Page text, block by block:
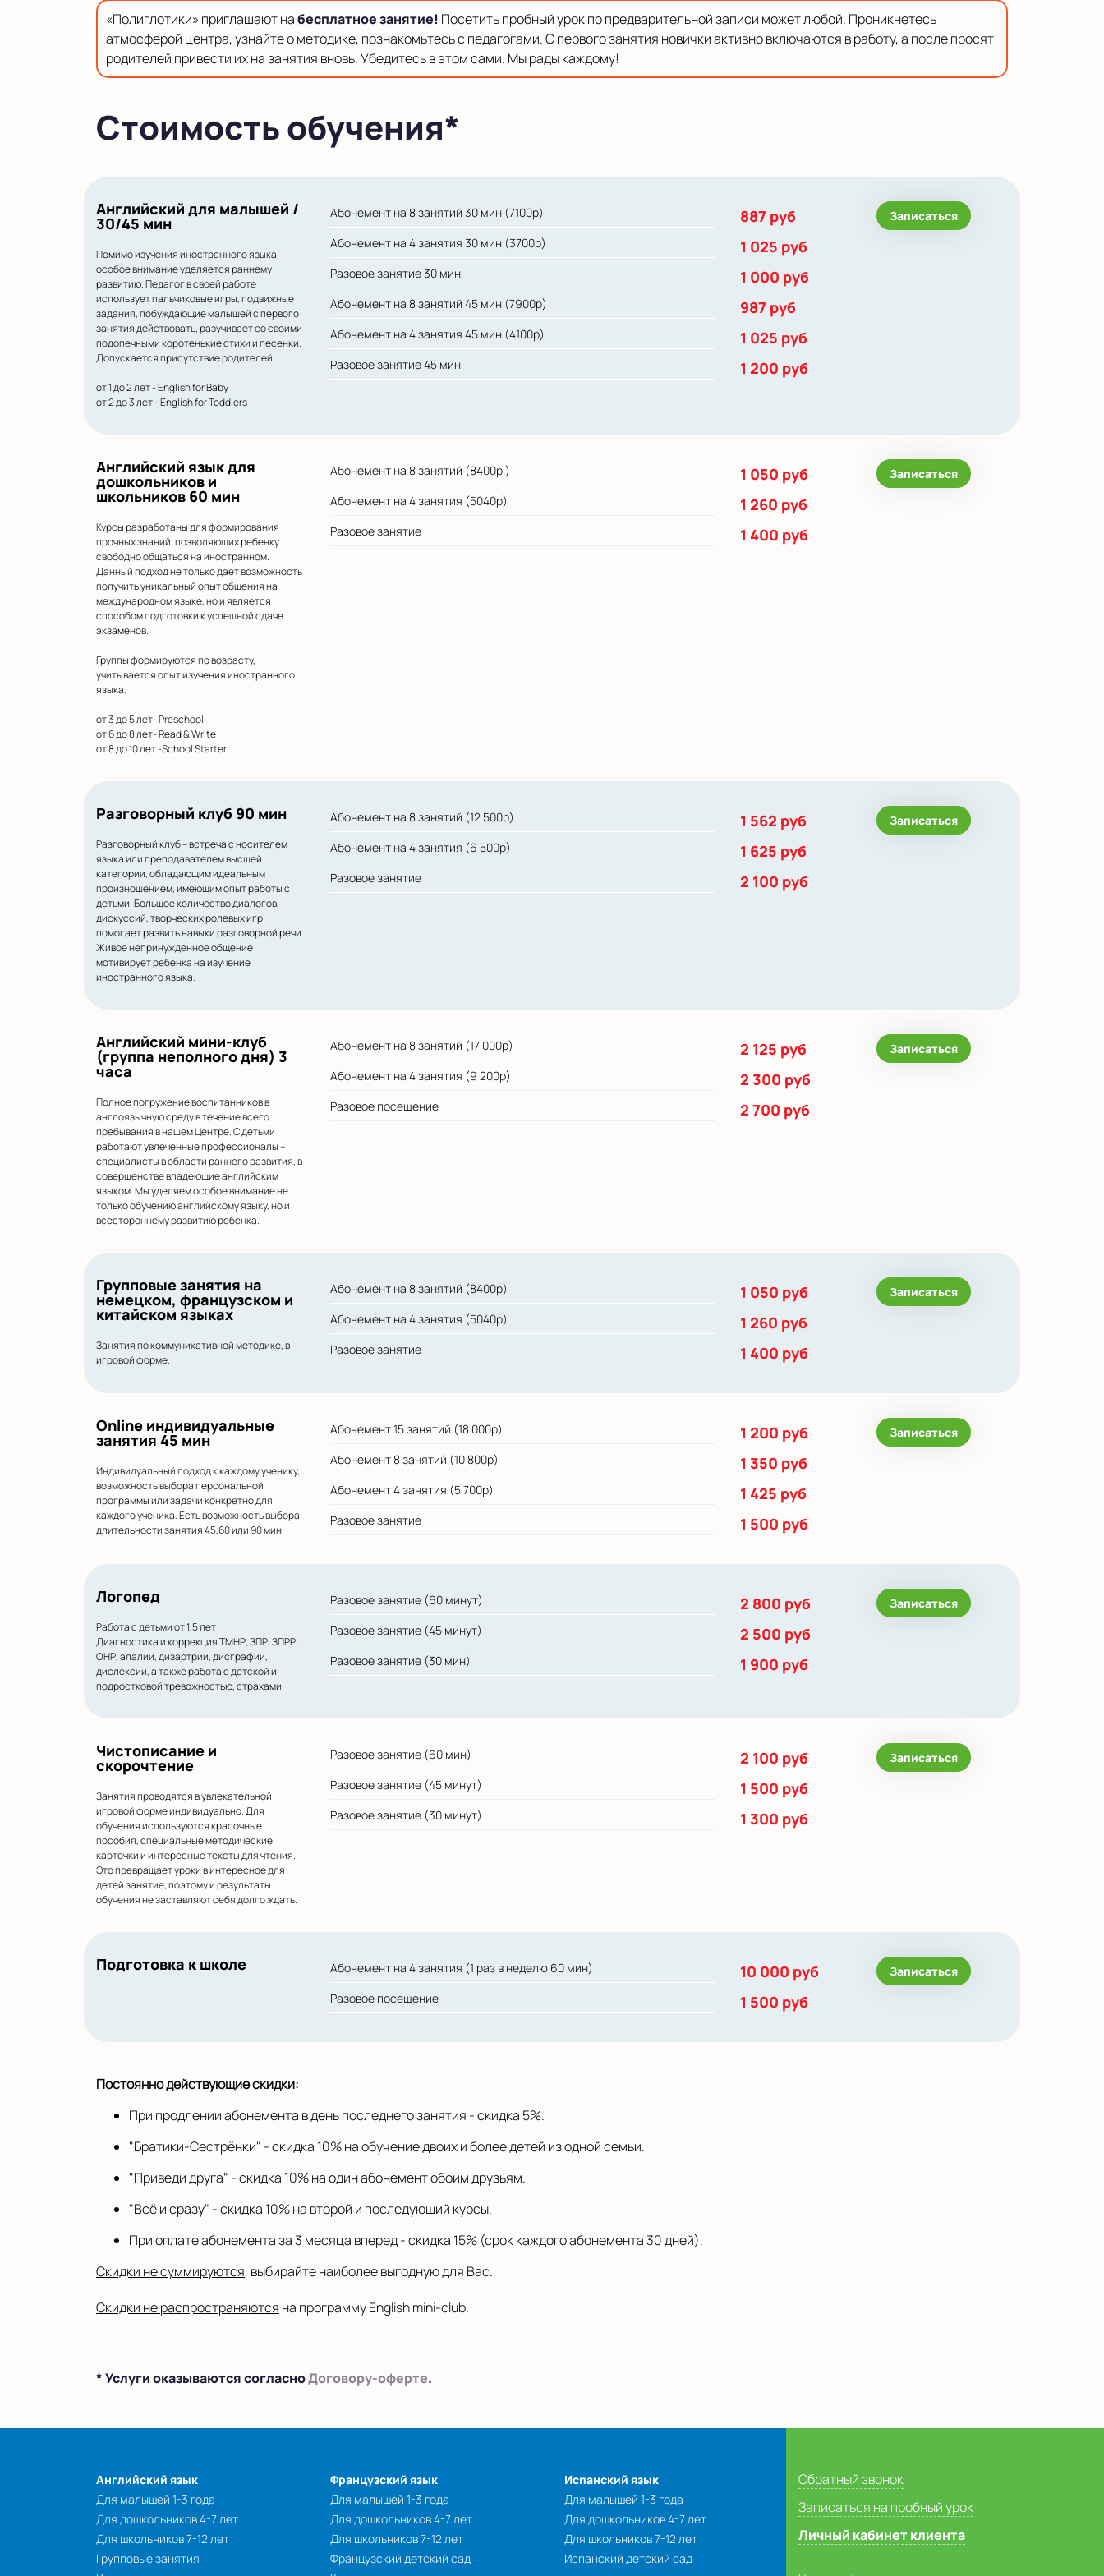
Показать на карте
Выбрать другой город
«Полиглотики» приглашают набесплатное занятие! Посетить пробный урок по предварительной записи может любой. Проникнетесь
атмосферой центра, узнайте о методике, познакомьтесь с педагогами. С первого занятия новички активно включаются в работу, а после просят
родителей привести их на занятия вновь. Убедитесь в этом сами. Мы рады каждому!
Стоимость обучения*
Английский для малышей /
30/45 мин
Помимо изучения иностранного языка
особое внимание уделяется раннему
развитию. Педагог в своей работе
использует пальчиковые игры, подвижные
задания, побуждающие малышей с первого
занятия действовать, разучивает со своими
подопечными коротенькие стихи и песенки.
Допускается присутствие родителей
от 1 до 2 лет - English for Baby
от 2 до 3 лет - English for Toddlers
Абонемент на 8 занятий 30 мин (7100р) 887 руб
Абонемент на 4 занятия 30 мин (3700р) 1 025 руб
Разовое занятие 30 мин 1 000 руб
Абонемент на 8 занятий 45 мин (7900р) 987 руб
Абонемент на 4 занятия 45 мин (4100р) 1 025 руб
Разовое занятие 45 мин 1 200 руб
Записаться
Английский язык для
дошкольников и
школьников 60 мин
Курсы разработаны для формирования
прочных знаний, позволяющих ребенку
свободно общаться на иностранном.
Данный подход не только дает возможность
получить уникальный опыт общения на
международном языке, но и является
способом подготовки к успешной сдаче
экзаменов.
Группы формируются по возрасту,
учитывается опыт изучения иностранного
языка.
от 3 до 5 лет- Preschool
от 6 до 8 лет- Read & Write
от 8 до 10 лет -School Starter
Абонемент на 8 занятий (8400р.) 1 050 руб
Абонемент на 4 занятия (5040р) 1 260 руб
Разовое занятие 1 400 руб
Записаться
Разговорный клуб 90 мин
Разговорный клуб – встреча с носителем
языка или преподавателем высшей
категории, обладающим идеальным
произношением, имеющим опыт работы с
детьми. Большое количество диалогов,
дискуссий, творческих ролевых игр
помогает развить навыки разговорной речи.
Живое непринужденное общение
мотивирует ребенка на изучение
иностранного языка.
Абонемент на 8 занятий (12 500р) 1 562 руб
Абонемент на 4 занятия (6 500р) 1 625 руб
Разовое занятие 2 100 руб
Записаться
Английский мини-клуб
(группа неполного дня) 3
часа
Полное погружение воспитанников в
англоязычную среду в течение всего
пребывания в нашем Центре. С детьми
работают увлеченные профессионалы –
специалисты в области раннего развития, в
совершенстве владеющие английским
языком. Мы уделяем особое внимание не
только обучению английскому языку, но и
всестороннему развитию ребенка.
Абонемент на 8 занятий (17 000р) 2 125 руб
Абонемент на 4 занятия (9 200р) 2 300 руб
Разовое посещение 2 700 руб
Записаться
Групповые занятия на
немецком, французском и
китайском языках
Занятия по коммуникативной методике, в
игровой форме.
Абонемент на 8 занятий (8400р) 1 050 руб
Абонемент на 4 занятия (5040р) 1 260 руб
Разовое занятие 1 400 руб
Записаться
Online индивидуальные
занятия 45 мин
Индивидуальный подход к каждому ученику,
возможность выбора персональной
программы или задачи конкретно для
каждого ученика. Есть возможность выбора
длительности занятия 45,60 или 90 мин
Абонемент 15 занятий (18 000р) 1 200 руб
Абонемент 8 занятий (10 800р) 1 350 руб
Абонемент 4 занятия (5 700р) 1 425 руб
Разовое занятие 1 500 руб
Записаться
Логопед
Работа с детьми от 1,5 лет
Диагностика и коррекция ТМНР, ЗПР, ЗПРР,
ОНР, алалии, дизартрии, дисграфии,
дислексии, а также работа с детской и
подростковой тревожностью, страхами.
Разовое занятие (60 минут) 2 800 руб
Разовое занятие (45 минут) 2 500 руб
Разовое занятие (30 мин) 1 900 руб
Записаться
Чистописание и
скорочтение
Занятия проводятся в увлекательной
игровой форме индивидуально. Для
обучения используются красочные
пособия, специальные методические
карточки и интересные тексты для чтения.
Это превращает уроки в интересное для
детей занятие, поэтому и результаты
обучения не заставляют себя долго ждать.
Разовое занятие (60 мин) 2 100 руб
Разовое занятие (45 минут) 1 500 руб
Разовое занятие (30 минут) 1 300 руб
Записаться
Подготовка к школе Абонемент на 4 занятия (1 раз в неделю 60 мин) 10 000 руб
Разовое посещение 1 500 руб
Записаться
Постоянно действующие скидки:
При продлении абонемента в день последнего занятия - скидка 5%.
"Братики-Сестрёнки" - скидка 10% на обучение двоих и более детей из одной семьи.
"Приведи друга" - скидка 10% на один абонемент обоим друзьям.
"Всё и сразу" - скидка 10% на второй и последующий курсы.
При оплате абонемента за 3 месяца вперед - скидка 15% (срок каждого абонемента 30 дней).
Скидки не суммируются, выбирайте наиболее выгодную для Вас.
Скидки не распространяются на программу English mini-club.
* Услуги оказываются согласноДоговору-оферте.
Английский язык
Для малышей 1-3 года
Для дошкольников 4-7 лет
Для школьников 7-12 лет
Групповые занятия
Французский язык
Для малышей 1-3 года
Для дошкольников 4-7 лет
Для школьников 7-12 лет
Французский детский сад
Испанский язык
Для малышей 1-3 года
Для дошкольников 4-7 лет
Для школьников 7-12 лет
Испанский детский сад
Обратный звонок
Записаться на пробный урок
Личный кабинет клиента